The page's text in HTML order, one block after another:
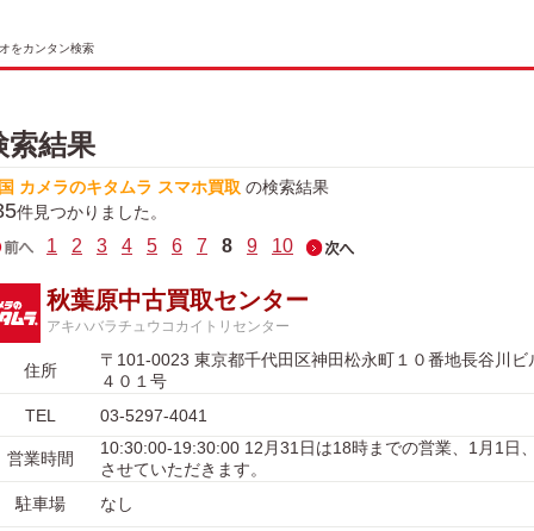
をカンタン検索
索結果
カメラのキタムラ スマホ買取 の検索結果
件見つかりました。
1 2 3 4 5 6 7 8 9 10
秋葉原中古買取センター
アキハバラチュウコカイトリセンター
住所
〒101-0023 東京都千代田区神田松永町１０番地長谷川ビ
４０１号
TEL
03-5297-4041
営業時間
10:30:00-19:30:00 12月31日は18時までの営業、1月1日
させていただきます。
駐車場
なし